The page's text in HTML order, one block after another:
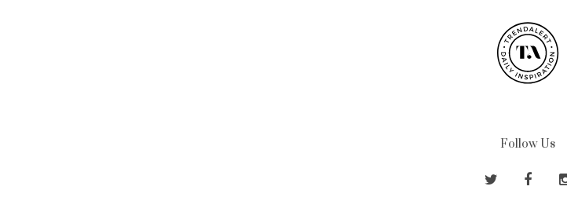
Follow Us